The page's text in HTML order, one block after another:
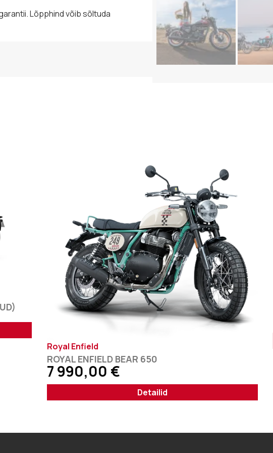
Lõpphind võib sõltuda
Royal Enfield
ROYAL ENFIELD BEAR 650
7 990,00 €
Detailid